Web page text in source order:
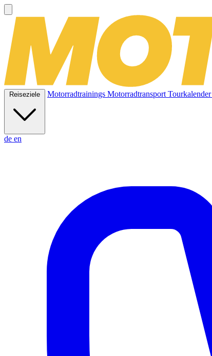
Reiseziele Motorradtrainings Motorradtransport Tourkalender
de en